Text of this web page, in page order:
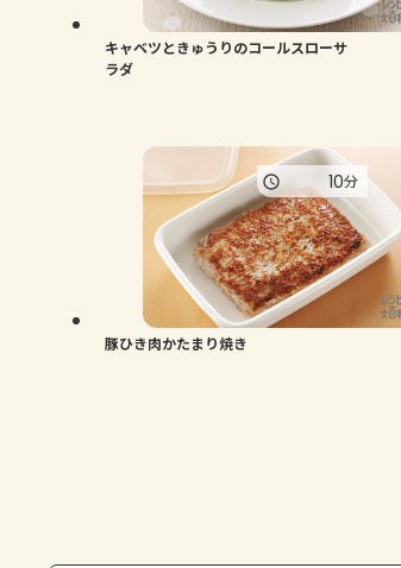
キャベツときゅうりのコールスローサ
ラダ
豚ひき肉かたまり焼き
10分